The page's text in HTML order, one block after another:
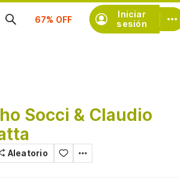
Iniciar
sesión
Suscríbete
Socci & Claudio
Aleatorio